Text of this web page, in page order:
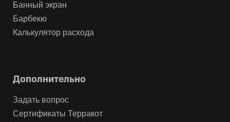
Банный экран
Барбекю
Калькулятор расхода
Дополнительно
Задать вопрос
Сертификаты Терракот